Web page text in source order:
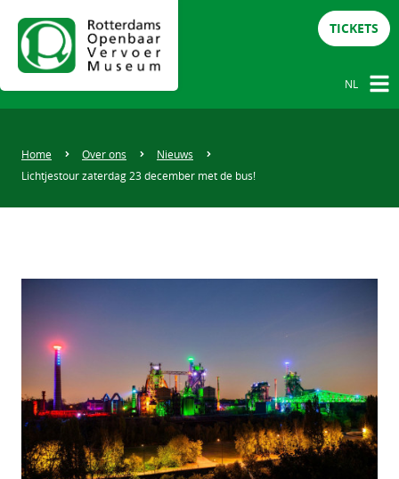
TICKETS
NL
Home Over ons
Nieuws
Lichtjestour zaterdag 23 december met de bus!